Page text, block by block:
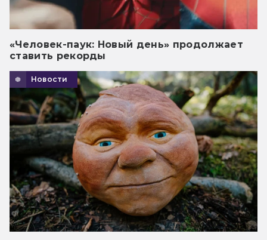
«Человек-паук: Новый день» продолжает
ставить рекорды
Новости